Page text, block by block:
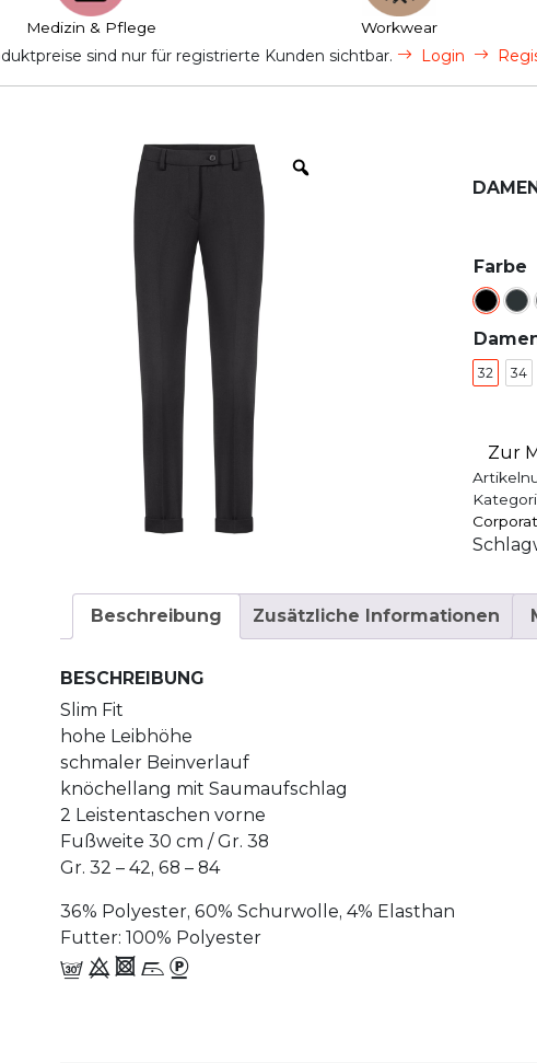
Medizin & Pflege Workwear
sind nur für registrierte Kunden sichtbar. Login
Farbe
32 34
Zur
Beschreibung Zusätzliche Informationen
BESCHREIBUNG
Slim Fit
hohe Leibhöhe
schmaler Beinverlauf
knöchellang mit Saumaufschlag
2 Leistentaschen vorne
Fußweite 30 cm / Gr. 38
Gr. 32 – 42, 68 – 84
36% Polyester, 60% Schurwolle, 4% Elasthan
Futter: 100% Polyester
f 9 4 i_-